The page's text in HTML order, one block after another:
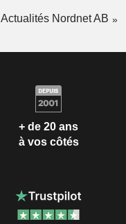
Actualités Nordnet AB
+ de 20 ans
à vos côtés